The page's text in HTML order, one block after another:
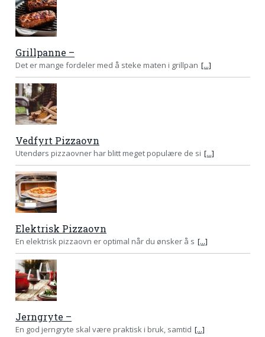
Grillpanne –
Det er mange fordeler med å steke maten i grillpan [...]
Vedfyrt Pizzaovn
Utendørs pizzaovner har blitt meget populære de si [...]
Elektrisk Pizzaovn
En elektrisk pizzaovn er optimal når du ønsker å s [...]
Jerngryte –
En god jerngryte skal være praktisk i bruk, samtid [...]